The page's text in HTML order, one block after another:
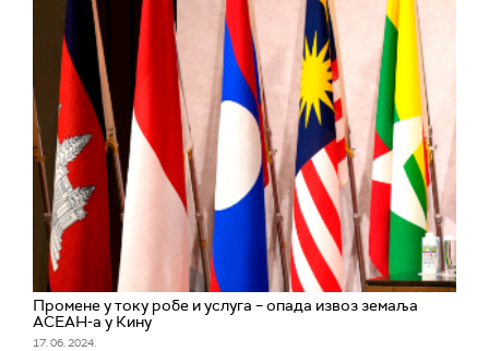
Промене у току робе и услуга – опада извоз земаља
АСЕАН-а у Кину
17. 06. 2024.